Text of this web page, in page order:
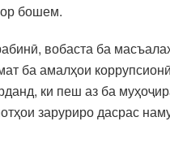
бошем.
вобаста ба
ба амалҳои
ки пеш аз ба
заруриро дасрас